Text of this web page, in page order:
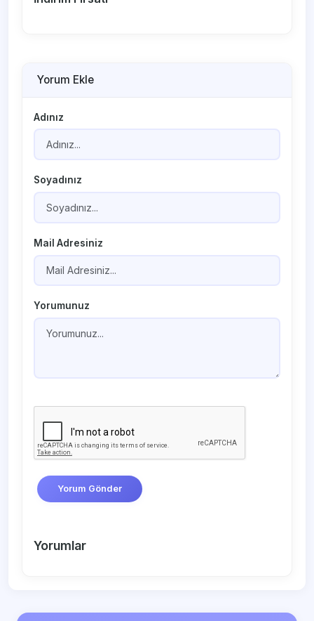
Yorum Ekle
Adınız
Soyadınız
Mail Adresiniz
Yorumunuz
Yorum Gönder
Yorumlar